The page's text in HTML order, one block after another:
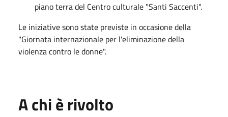
piano terra del Centro culturale "Santi Saccenti".
Le iniziative sono state previste in occasione della
"Giornata internazionale per l'eliminazione della
violenza contro le donne".
A chi è rivolto